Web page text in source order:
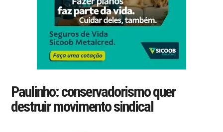
Paulinho: conservadorismo quer
destruir movimento sindical